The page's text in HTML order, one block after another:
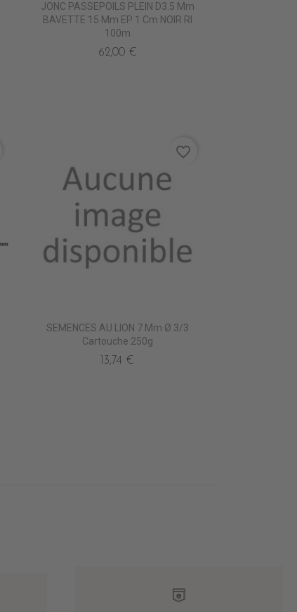
JONC PASSEPOILS PLEIN D3.5 Mm
BAVETTE 15 Mm EP 1 Cm NOIR Rl
100m
62,00 €
SEMENCES AU LION 7 Mm Ø 3/3
Cartouche 250g
13,74 €
favorite_border